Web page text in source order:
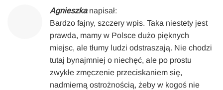
Agnieszka napisał:
Bardzo fajny, szczery wpis. Taka niestety jest
prawda, mamy w Polsce dużo pięknych
miejsc, ale tłumy ludzi odstraszają. Nie chodzi
tutaj bynajmniej o niechęć, ale po prostu
zwykłe zmęczenie przeciskaniem się,
nadmierną ostrożnością, żeby w kogoś nie